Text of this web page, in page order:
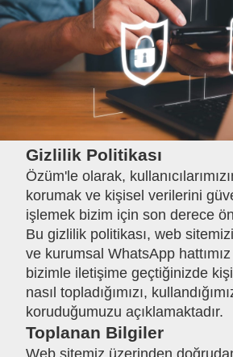
Gizlilik Politikası
Özüm'le olarak,
korumak ve kişisel verilerini
işlemek bizim için son derece
Bu gizlilik politikası, web sitemizi
ve kurumsal WhatsApp
bizimle iletişime geçtiğinizde
nasıl topladığımızı,
koruduğumuzu açıklamaktadır.
Toplanan Bilgiler